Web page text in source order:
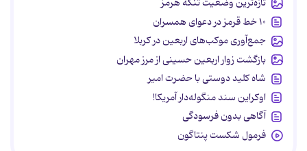
۱۰ خط قرمز در دعوای همسران
جمع‌آوری موکب‌های اربعین در کربلا
بازگشت زوار اربعین حسینی از مرز مهران
شاه کلید دوستی با حضرت امیر
اوکراین سند منگوله‌دار آمریکا!
آگاهی بدون فرسودگی
فرمول شکست پنتاگون